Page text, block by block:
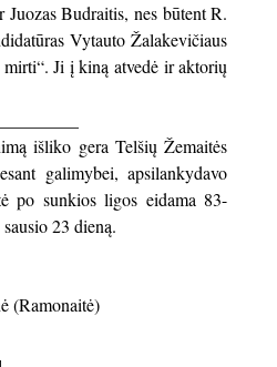
Budraitis, nes būtent R.
Vytauto Žalakevičiaus
Ji į kiną atvedė ir aktorių
išliko gera Telšių Žemaitės
galimybei, apsilankydavo
po sunkios ligos eidama 83-
23 dieną.
(Ramonaitė)